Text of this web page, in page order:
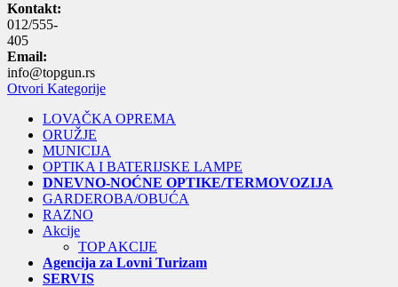
Kontakt:
012/555-
405
Email:
info@topgun.rs
Otvori Kategorije
LOVAČKA OPREMA
ORUŽJE
MUNICIJA
OPTIKA I BATERIJSKE LAMPE
DNEVNO-NOĆNE OPTIKE/TERMOVOZIJA
GARDEROBA/OBUĆA
RAZNO
Akcije
TOP AKCIJE
Agencija za Lovni Turizam
SERVIS